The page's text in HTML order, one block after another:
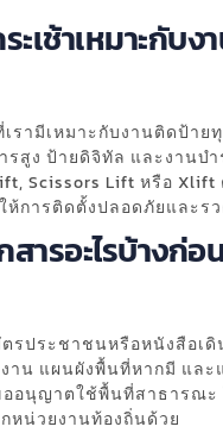
ะเช้าเหมาะกับ
รามีเหมาะกับงานติดป้าย
รสูง ป้ายดิจิทัล และงานบ
Scissors Lift หรือ Xlift
การติดตั้งปลอดภัยและรว
ารอะไรบ้างก่
รประชาชนหรือหนังสือเดิ
าน แผนผังพื้นที่หากมี และ
ออนุญาตใช้พื้นที่สาธารณะ
หน่วยงานท้องถิ่นด้วย